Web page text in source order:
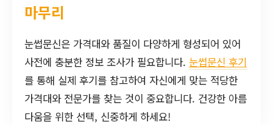
마무리
눈썹문신은 가격대와 품질이 다양하게 형성되어 있어
사전에 충분한 정보 조사가 필요합니다. 눈썹문신 후기
를 통해 실제 후기를 참고하여 자신에게 맞는 적당한
가격대와 전문가를 찾는 것이 중요합니다. 건강한 아름
다움을 위한 선택, 신중하게 하세요!